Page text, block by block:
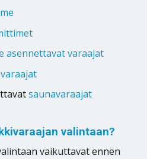
asennettavat varaajat
saunavaraajat
valintaan?
vaikuttavat ennen